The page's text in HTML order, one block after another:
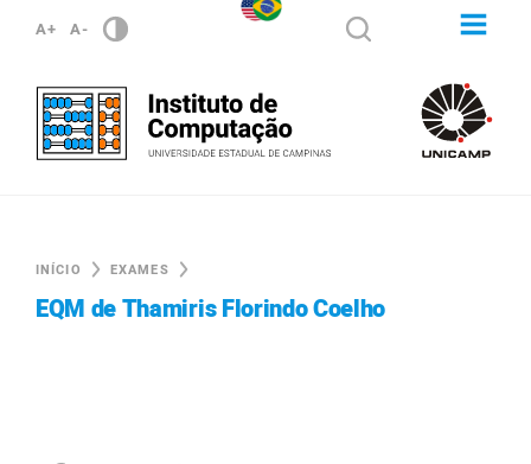
A+ A-
INÍCIO EXAMES
EQM de Thamiris Florindo Coelho